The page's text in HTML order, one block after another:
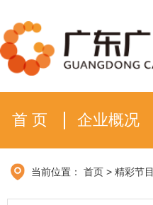
首 页 企业概况
当前位置： 首页 > 精彩节目